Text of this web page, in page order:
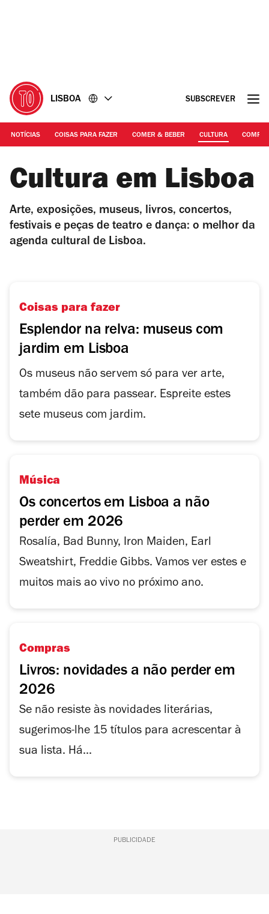
LISBOA SUBSCREVER
NOTÍCIAS COISAS PARA FAZER COMER & BEBER CULTURA
Cultura em Lisboa
Arte, exposições, museus, livros, concertos,
festivais e peças de teatro e dança: o melhor da
agenda cultural de Lisboa.
Coisas para fazer
Esplendor na relva: museus com
jardim em Lisboa
Os museus não servem só para ver arte,
também dão para passear. Espreite estes
sete museus com jardim.
Música
Os concertos em Lisboa a não
perder em 2026
Rosalía, Bad Bunny, Iron Maiden, Earl
Sweatshirt, Freddie Gibbs. Vamos ver estes e
muitos mais ao vivo no próximo ano.
Compras
Livros: novidades a não perder em
2026
Se não resiste às novidades literárias,
sugerimos-lhe 15 títulos para acrescentar à
sua lista. Há...
PUBLICIDADE